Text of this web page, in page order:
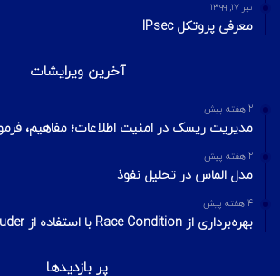
تیر ۱۷, ۱۳۹۹
معرفی پروتکل IPsec
آخرین ویرایشات
2 هفته پیش
مدیریت ریسک در امنیت اطلاعات؛ مفاهیم،
2 هفته پیش
مدل الماس در تحلیل نفوذ
4 هفته پیش
بهره‌برداری از Race Condition با استفاده از Turbo Intruder
پر بازدیدها